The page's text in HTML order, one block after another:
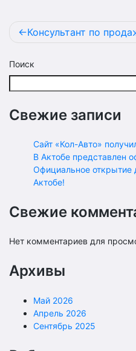
Навигация
по
записям
Консультант по
Поиск
Свежие записи
Сайт «Кол-Авто»
В Актобе представлен
Официальное открытие
Актобе!
Свежие
Нет комментариев для
Архивы
Май 2026
Апрель 2026
Сентябрь 2025